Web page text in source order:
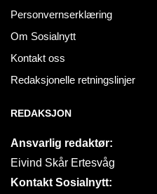
Personvernserklæring
Om Sosialnytt
Kontakt oss
Redaksjonelle retningslinjer
REDAKSJON
Ansvarlig redaktør:
Eivind Skår Ertesvåg
Kontakt Sosialnytt: